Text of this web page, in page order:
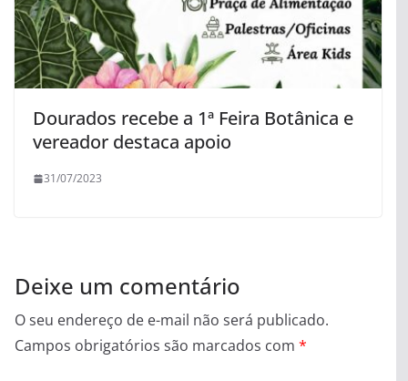
Dourados recebe a 1ª Feira Botânica e
vereador destaca apoio
31/07/2023
Deixe um comentário
O seu endereço de e-mail não será publicado.
Campos obrigatórios são marcados com *